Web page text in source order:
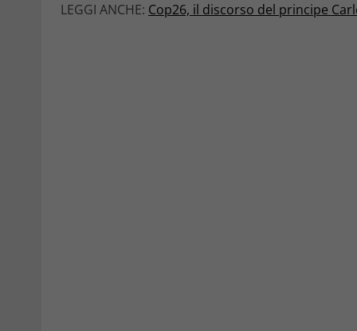
LEGGI ANCHE: Cop26, il discorso del principe